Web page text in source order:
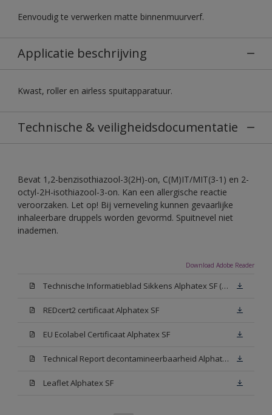
Eenvoudig te verwerken matte binnenmuurverf.
Applicatie beschrijving
Kwast, roller en airless spuitapparatuur.
Technische & veiligheidsdocumentatie
Bevat 1,2-benzisothiazool-3(2H)-on, C(M)IT/MIT(3-1) en 2-
octyl-2H-isothiazool-3-on. Kan een allergische reactie
veroorzaken. Let op! Bij verneveling kunnen gevaarlijke
inhaleerbare druppels worden gevormd. Spuitnevel niet
inademen.
Download Adobe Reader
Technische Informatieblad Sikkens Alphatex SF (PDF)
REDcert2 certificaat Alphatex SF
EU Ecolabel Certificaat Alphatex SF
Technical Report decontamineerbaarheid Alphatex SF
Leaflet Alphatex SF